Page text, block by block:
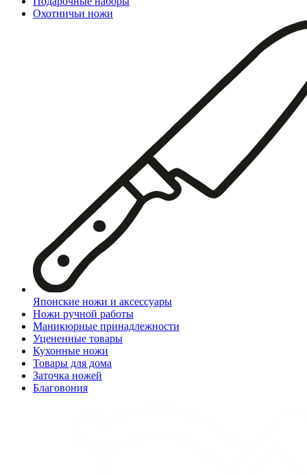
Охотничьи ножи
Японские ножи и аксессуары
Ножи ручной работы
Маникюрные принадлежности
Уцененные товары
Кухонные ножи
Товары для дома
Заточка ножей
Благовония